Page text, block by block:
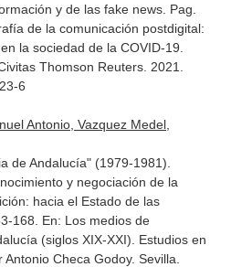
y de las fake news. Pag.
de la comunicación postdigital:
la sociedad de la COVID-19
Thomson Reuters. 2021.
6
Antonio, Vazquez Medel,
de Andalucía" (1979-1981).
y negociación de la
hacia el Estado de las
168. En: Los medios de
(siglos XIX-XXI). Estudios en
Antonio Checa Godoy. Sevilla.